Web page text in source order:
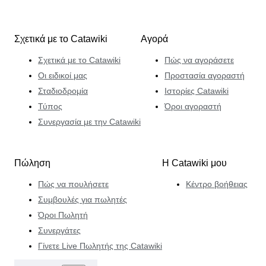
Σχετικά με το Catawiki
Σχετικά με το Catawiki
Οι ειδικοί μας
Σταδιοδρομία
Τύπος
Συνεργασία με την Catawiki
Αγορά
Πώς να αγοράσετε
Προστασία αγοραστή
Ιστορίες Catawiki
Όροι αγοραστή
Πώληση
Πώς να πουλήσετε
Συμβουλές για πωλητές
Όροι Πωλητή
Συνεργάτες
Γίνετε Live Πωλητής της Catawiki
Η Catawiki μου
Κέντρο βοήθειας